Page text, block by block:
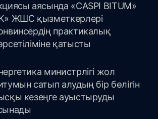
аясында «CASPI BITUM»
ЖШС қызметкерлері
практикалық
қатысты
министрлігі жол
сатып алудың бір бөлігін
кезеңге ауыстыруды